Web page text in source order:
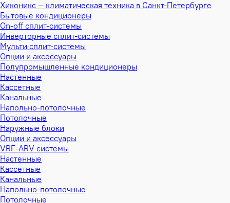
Хиконикс — климатическая техника в Санкт-Петербурге
Бытовые кондиционеры
On-off сплит-системы
Инверторные сплит-системы
Мульти сплит-системы
Опции и аксессуары
Полупромышленные кондиционеры
Настенные
Кассетные
Канальные
Напольно-потолочные
Потолочные
Наружные блоки
Опции и аксессуары
VRF-ARV системы
Настенные
Кассетные
Канальные
Напольно-потолочные
Потолочные